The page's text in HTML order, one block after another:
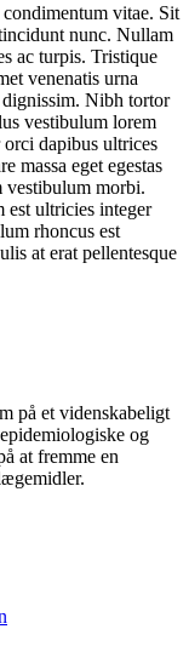
vitae. Sit
nunc. Nullam
ac turpis. Tristique
venenatis urna
dignissim. Nibh tortor
vestibulum lorem
dapibus ultrices
massa eget egestas
vestibulum morbi.
est ultricies integer
rhoncus est
at erat pellentesque
på et videnskabeligt
og
at fremme en